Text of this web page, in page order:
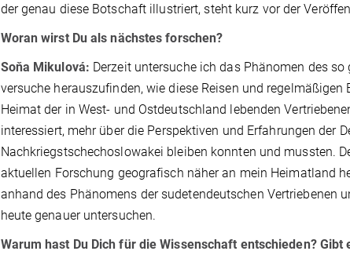
der genau diese Botschaft illustriert, steht kurz vor der
Woran wirst Du als nächstes forschen?
Soňa Mikulová: Derzeit untersuche ich das Phänomen des
versuche herauszufinden, wie diese Reisen und
Heimat der in West- und Ostdeutschland lebenden
interessiert, mehr über die Perspektiven und Erfahrungen der
Nachkriegstschechoslowakei bleiben konnten und mussten.
aktuellen Forschung geografisch näher an mein Heimatland
anhand des Phänomens der sudetendeutschen Vertriebenen
heute genauer untersuchen.
Warum hast Du Dich für die Wissenschaft entschieden?